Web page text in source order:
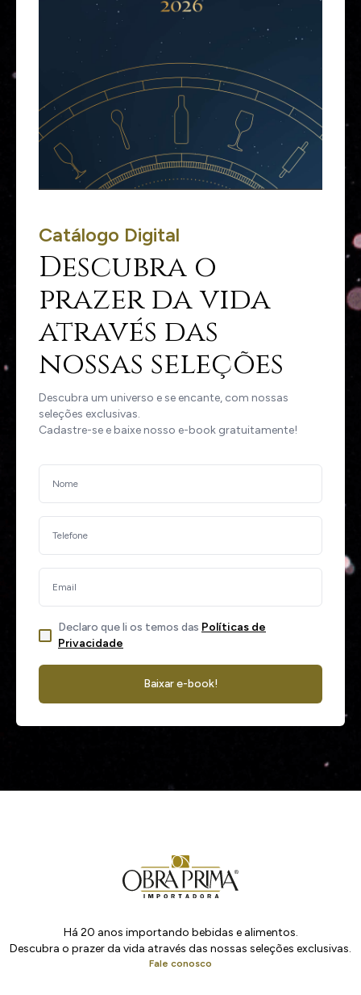
Catálogo Digital
Descubra o
prazer da vida
através das
nossas seleções
Descubra um universo e se encante, com nossas
seleções exclusivas.
Cadastre-se e baixe nosso e-book gratuitamente!
Declaro que li os temos das Políticas de
Privacidade
Baixar e-book!
Há 20 anos importando bebidas e alimentos.
Descubra o prazer da vida através das nossas seleções exclusivas.
Fale conosco